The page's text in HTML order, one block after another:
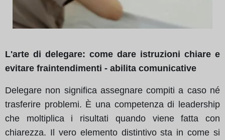
L'arte di delegare: come dare istruzioni chiare e
evitare fraintendimenti - abilita comunicative
Delegare non significa assegnare compiti a caso né
trasferire problemi. È una competenza di leadership
che moltiplica i risultati quando viene fatta con
chiarezza. Il vero elemento distintivo sta in come si